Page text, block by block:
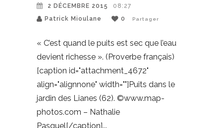
2 DÉCEMBRE 2015
08:27
Patrick Mioulane
0 Partager
« C’est quand le puits est sec que l’eau
devient richesse ». (Proverbe français)
[caption id="attachment_4672"
align="alignnone" width=""]Puits dans le
jardin des Lianes (62). ©www.map-
photos.com – Nathalie
Pasquel[/caption]